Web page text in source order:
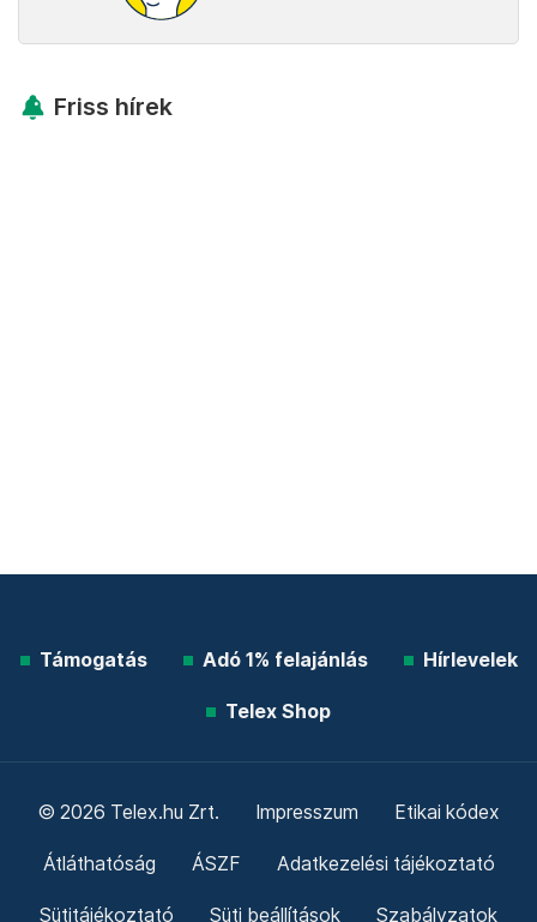
Friss hírek
Támogatás Adó 1% felajánlás Hírlevelek
Telex Shop
© 2026 Telex.hu Zrt. Impresszum Etikai kódex
Átláthatóság ÁSZF Adatkezelési tájékoztató
Sütitájékoztató Süti beállítások Szabályzatok